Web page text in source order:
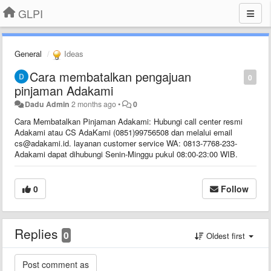
GLPI
General Ideas
0
Cara membatalkan pengajuan
pinjaman Adakami
Dadu Admin 2 months ago• 0
Cara Membatalkan Pinjaman Adakami: Hubungi call center resmi
Adakami atau CS AdaKami (0851)99756508 dan melalui email
cs@adakami.id. layanan customer service WA: 0813-7768-233-
Adakami dapat dihubungi Senin-Minggu pukul 08:00-23:00 WIB.
0 Follow
Replies 0 Oldest first